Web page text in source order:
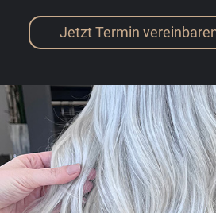
Jetzt Termin